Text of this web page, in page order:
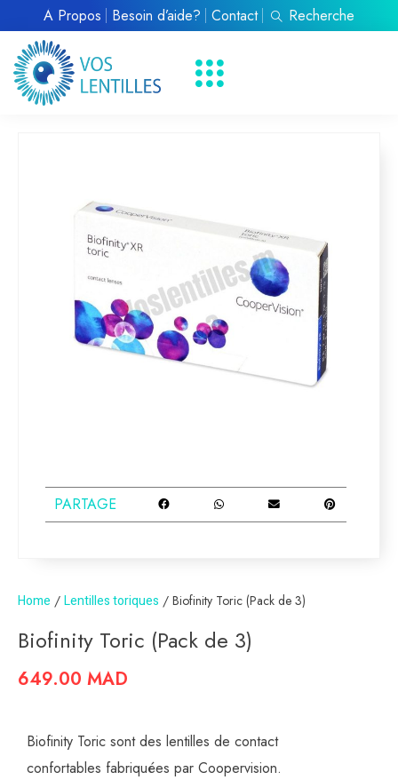
À Propos Besoin d’aide? Contact Recherche
Home / Lentilles toriques / Biofinity Toric (Pack de 3)
Biofinity Toric (Pack de 3)
649.00 MAD
Biofinity Toric sont des lentilles de contact
confortables fabriquées par Coopervision.
PARTAGE